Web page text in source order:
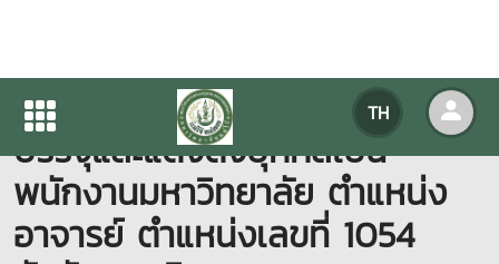
TH
ประกาศรับสมัครสอบคัดเลือกเพื่อ
บรรจุและแต่งตั้งบุคคลเป็น
พนักงานมหาวิทยาลัย ตำแหน่ง
อาจารย์ ตำแหน่งเลขที่ 1054